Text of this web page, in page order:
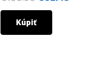
cena
€109.90.
Kúpiť